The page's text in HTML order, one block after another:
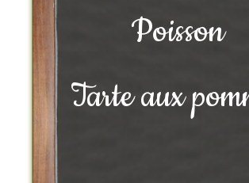
Poisson
Tarte aux